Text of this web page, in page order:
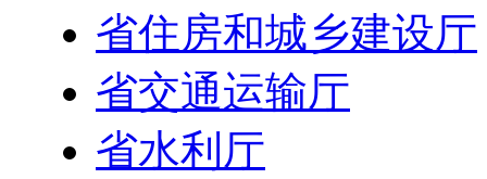
省住房和城乡建设厅
省交通运输厅
省水利厅